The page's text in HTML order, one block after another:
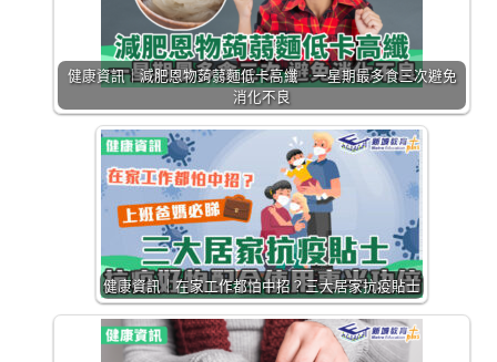
健康資訊｜減肥恩物蒟蒻麵低卡高纖 一星期最多食三次避免
消化不良
健康資訊｜在家工作都怕中招？三大居家抗疫貼士